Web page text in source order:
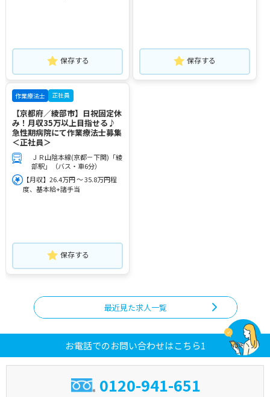
保存する 保存する
作業療法士 正社員
【京都府／綾部市】日祝固定休
み！月収35万以上目指せる♪
急性期病院にて作業療法士募集
＜正社員＞
ＪＲ山陰本線(京都－下関)「綾
部駅」（バス・車6分）
【月収】26.4万円 ～ 35.8万円程
度、基本給+諸手当
保存する
最近見た求人一覧
お電話でのお問い合わせはこちら1
0120-941-651